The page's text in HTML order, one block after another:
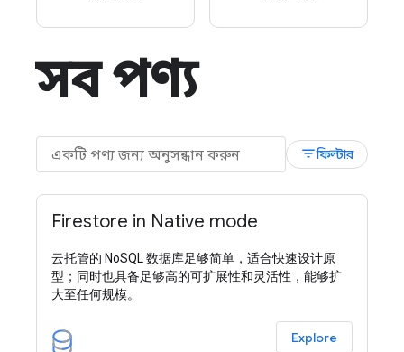
সব পণ্য
filter_listফিল্টার
Firestore in Native mode
云托管的 NoSQL 数据库足够简单，适合快速设计原
型；同时也具备足够高的可扩展性和灵活性，能够扩
大至任何规模。
Explore